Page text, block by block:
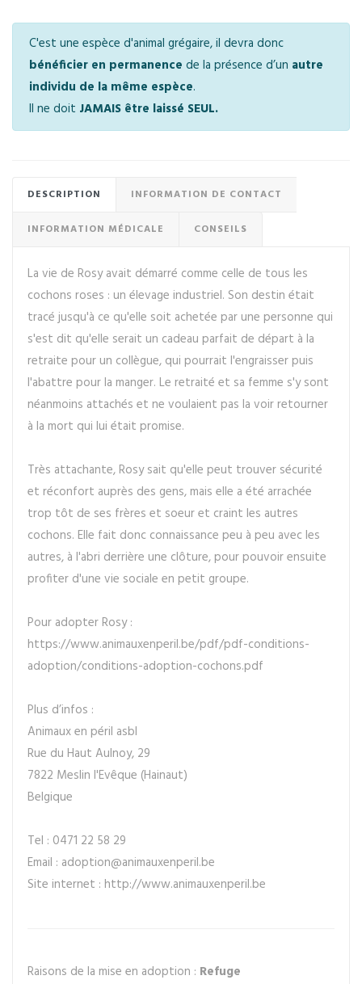
C'est une espèce d'animal grégaire, il devra donc
bénéficier en permanence de la présence d’un autre
individu de la même espèce.
Il ne doit JAMAIS être laissé SEUL.
DESCRIPTION INFORMATION DE CONTACT
INFORMATION MÉDICALE CONSEILS
La vie de Rosy avait démarré comme celle de tous les
cochons roses : un élevage industriel. Son destin était
tracé jusqu'à ce qu'elle soit achetée par une personne qui
s'est dit qu'elle serait un cadeau parfait de départ à la
retraite pour un collègue, qui pourrait l'engraisser puis
l'abattre pour la manger. Le retraité et sa femme s'y sont
néanmoins attachés et ne voulaient pas la voir retourner
à la mort qui lui était promise.
Très attachante, Rosy sait qu'elle peut trouver sécurité
et réconfort auprès des gens, mais elle a été arrachée
trop tôt de ses frères et soeur et craint les autres
cochons. Elle fait donc connaissance peu à peu avec les
autres, à l'abri derrière une clôture, pour pouvoir ensuite
profiter d'une vie sociale en petit groupe.
Pour adopter Rosy :
https://www.animauxenperil.be/pdf/pdf-conditions-
adoption/conditions-adoption-cochons.pdf
Plus d’infos :
Animaux en péril asbl
Rue du Haut Aulnoy, 29
7822 Meslin l'Evêque (Hainaut)
Belgique
Tel : 0471 22 58 29
Email : adoption@animauxenperil.be
Site internet : http://www.animauxenperil.be
Raisons de la mise en adoption : Refuge